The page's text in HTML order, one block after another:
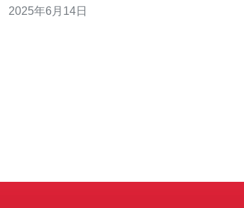
搭建的简易教程。 在台湾有许多VPS服务商可供选择，您
2025年6月14日